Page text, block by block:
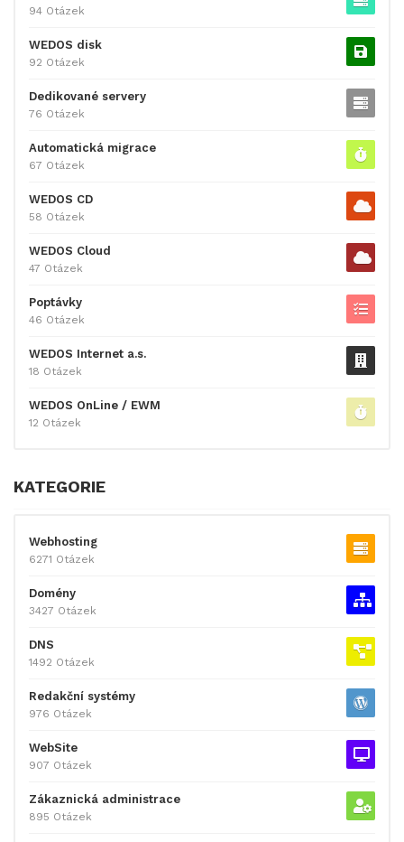
94 Otázek
WEDOS disk
92 Otázek
Dedikované servery
76 Otázek
Automatická migrace
67 Otázek
WEDOS CD
58 Otázek
WEDOS Cloud
47 Otázek
Poptávky
46 Otázek
WEDOS Internet a.s.
18 Otázek
WEDOS OnLine / EWM
12 Otázek
KATEGORIE
Webhosting
6271 Otázek
Domény
3427 Otázek
DNS
1492 Otázek
Redakční systémy
976 Otázek
WebSite
907 Otázek
Zákaznická administrace
895 Otázek